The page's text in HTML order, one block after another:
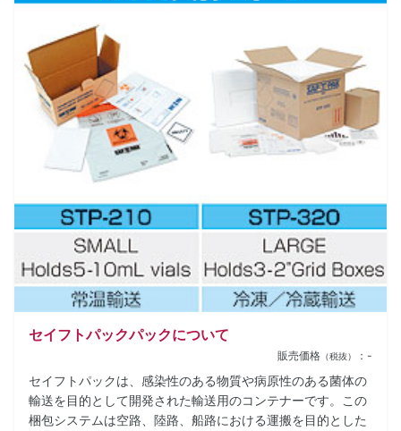
セイフトパックパックについて
販売価格 （税抜） ：-
セイフトパックは、感染性のある物質や病原性のある菌体の
輸送を目的として開発された輸送用のコンテナーです。この
梱包システムは空路、陸路、船路における運搬を目的とした